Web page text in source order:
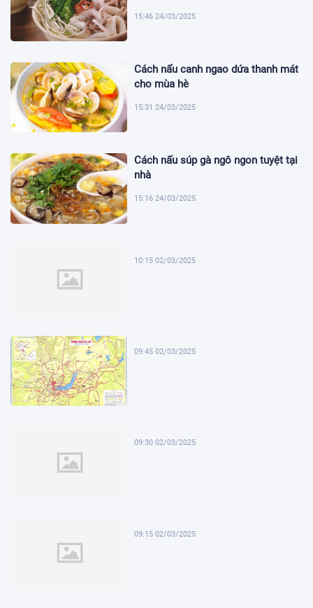
15:46 24/03/2025
Cách nấu canh ngao dứa thanh mát
cho mùa hè
15:31 24/03/2025
Cách nấu súp gà ngô ngon tuyệt tại
nhà
15:16 24/03/2025
10:15 02/03/2025
09:45 02/03/2025
09:30 02/03/2025
09:15 02/03/2025